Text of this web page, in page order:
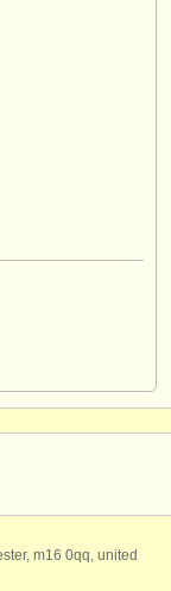
m16 0qq, united